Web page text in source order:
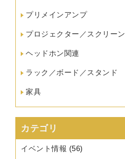
プリメインアンプ
プロジェクター／スクリーン
ヘッドホン関連
ラック／ボード／スタンド
家具
カテゴリ
イベント情報 (56)